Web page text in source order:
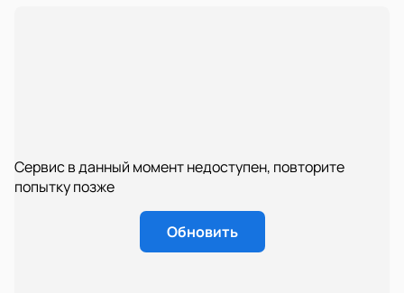
Сервис в данный момент недоступен, повторите
попытку позже
Обновить